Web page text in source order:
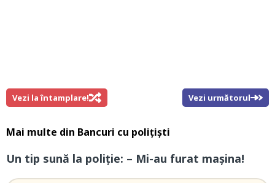
Vezi la întamplare! Vezi următorul
Mai multe din Bancuri cu polițiști
Un tip sună la poliție: – Mi-au furat mașina!